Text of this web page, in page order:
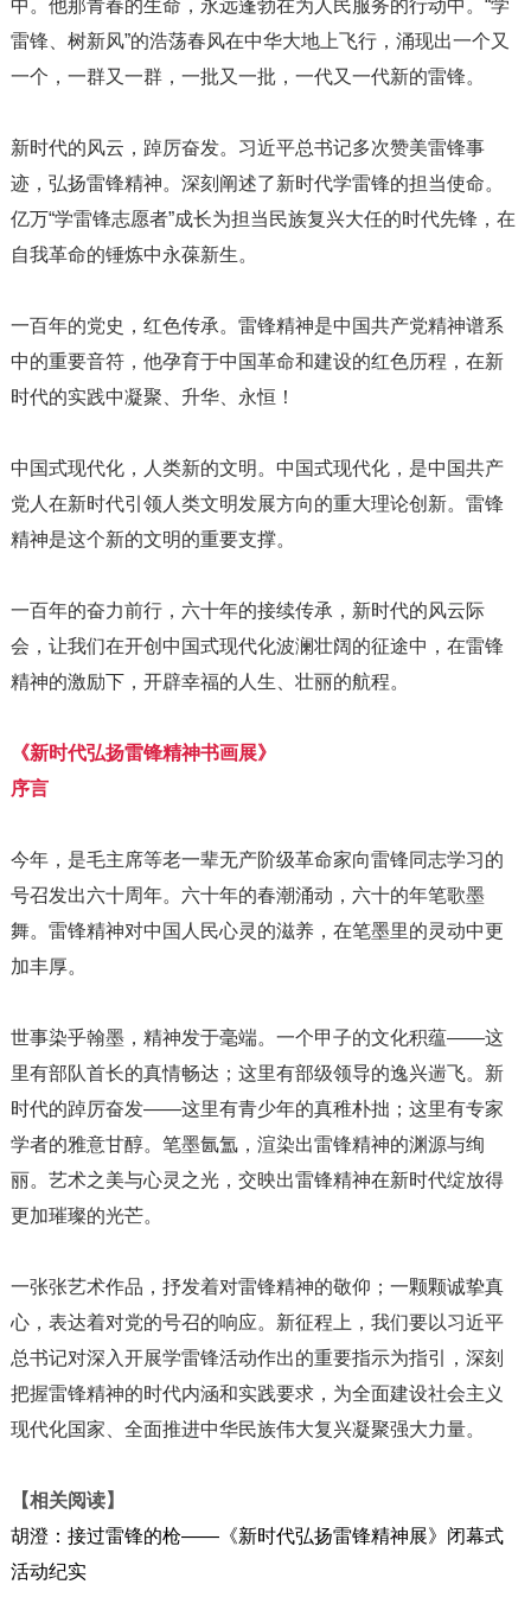
中。他那青春的生命，永远蓬勃在为人民服务的行动中。“学
雷锋、树新风”的浩荡春风在中华大地上飞行，涌现出一个又
一个，一群又一群，一批又一批，一代又一代新的雷锋。
新时代的风云，踔厉奋发。习近平总书记多次赞美雷锋事
迹，弘扬雷锋精神。深刻阐述了新时代学雷锋的担当使命。
亿万“学雷锋志愿者”成长为担当民族复兴大任的时代先锋，在
自我革命的锤炼中永葆新生。
一百年的党史，红色传承。雷锋精神是中国共产党精神谱系
中的重要音符，他孕育于中国革命和建设的红色历程，在新
时代的实践中凝聚、升华、永恒！
中国式现代化，人类新的文明。中国式现代化，是中国共产
党人在新时代引领人类文明发展方向的重大理论创新。雷锋
精神是这个新的文明的重要支撑。
一百年的奋力前行，六十年的接续传承，新时代的风云际
会，让我们在开创中国式现代化波澜壮阔的征途中，在雷锋
精神的激励下，开辟幸福的人生、壮丽的航程。
《新时代弘扬雷锋精神书画展》
序言
今年，是毛主席等老一辈无产阶级革命家向雷锋同志学习的
号召发出六十周年。六十年的春潮涌动，六十的年笔歌墨
舞。雷锋精神对中国人民心灵的滋养，在笔墨里的灵动中更
加丰厚。
世事染乎翰墨，精神发于毫端。一个甲子的文化积蕴——这
里有部队首长的真情畅达；这里有部级领导的逸兴遄飞。新
时代的踔厉奋发——这里有青少年的真稚朴拙；这里有专家
学者的雅意甘醇。笔墨氤氲，渲染出雷锋精神的渊源与绚
丽。艺术之美与心灵之光，交映出雷锋精神在新时代绽放得
更加璀璨的光芒。
一张张艺术作品，抒发着对雷锋精神的敬仰；一颗颗诚挚真
心，表达着对党的号召的响应。新征程上，我们要以习近平
总书记对深入开展学雷锋活动作出的重要指示为指引，深刻
把握雷锋精神的时代内涵和实践要求，为全面建设社会主义
现代化国家、全面推进中华民族伟大复兴凝聚强大力量。
【相关阅读】
胡澄：接过雷锋的枪——《新时代弘扬雷锋精神展》闭幕式
活动纪实